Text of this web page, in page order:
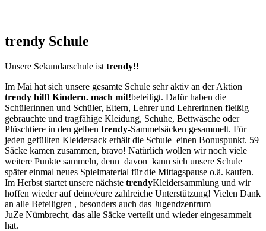
trendy Schule
Unsere Sekundarschule ist trendy!!
Im Mai hat sich unsere gesamte Schule sehr aktiv an der Aktion
trendy hilft Kindern. mach mit!beteiligt. Dafür haben die
Schülerinnen und Schüler, Eltern, Lehrer und Lehrerinnen fleißig
gebrauchte und tragfähige Kleidung, Schuhe, Bettwäsche oder
Plüschtiere in den gelben trendy-Sammelsäcken gesammelt. Für
jeden gefüllten Kleidersack erhält die Schule einen Bonuspunkt. 59
Säcke kamen zusammen, bravo! Natürlich wollen wir noch viele
weitere Punkte sammeln, denn davon kann sich unsere Schule
später einmal neues Spielmaterial für die Mittagspause o.ä. kaufen.
Im Herbst startet unsere nächste trendyKleidersammlung und wir
hoffen wieder auf deine/eure zahlreiche Unterstützung! Vielen Dank
an alle Beteiligten , besonders auch das Jugendzentrum
JuZe Nümbrecht, das alle Säcke verteilt und wieder eingesammelt
hat.